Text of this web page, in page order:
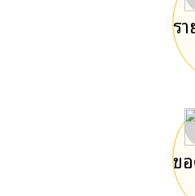
ร
ข